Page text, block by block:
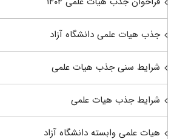
جذب هیات علمی دانشگاه آزاد
شرایط سنی جذب هیات علمی
شرایط جذب هیات علمی
هیات علمی وابسته دانشگاه آزاد